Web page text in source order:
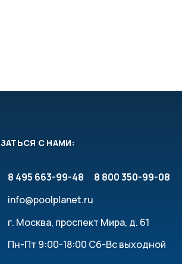
С НАМИ:
8 495 663-99-48
8 800 350-99-08
info@poolplanet.ru
г. Москва, проспект Мира, д. 61
Пн-Пт 9:00-18:00 Сб-Вс выходной